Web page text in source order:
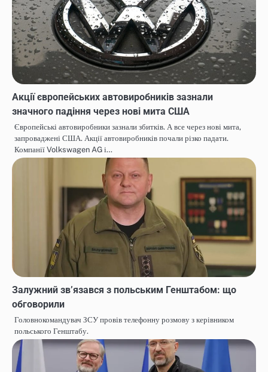
Акції європейських автовиробників зазнали
значного падіння через нові мита США
Європейські автовиробники зазнали збитків. А все через нові мита,
запроваджені США. Акції автовиробників почали різко падати.
Компанії Volkswagen AG і…
Залужний зв’язався з польським Генштабом: що
обговорили
Головнокомандувач ЗСУ провів телефонну розмову з керівником
польського Генштабу.